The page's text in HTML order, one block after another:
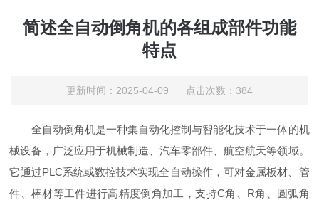
简述全自动倒角机的各组成部件功能
特点
更新时间：2025-04-09 点击次数：384
全自动倒角机是一种集自动化控制与智能化技术于一体的机
械设备，广泛应用于机械制造、汽车零部件、航空航天等领域。
它通过PLC系统或数控技术实现全自动操作，可对金属板材、管
件、棒材等工件进行高精度倒角加工，支持C角、R角、圆弧角